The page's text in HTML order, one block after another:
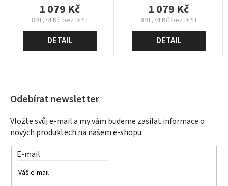
1 079 Kč
891,74 Kč bez DPH
Měrná
cena:
DETAIL
1 079 Kč
891,74 Kč bez DPH
Měrná
cena:
DETAIL
Odebírat newsletter
Vložte svůj e-mail a my vám budeme zasílat informace o
nových produktech na našem e-shopu.
E-mail